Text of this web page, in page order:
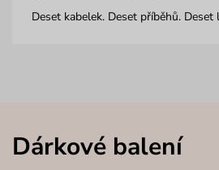
Deset kabelek. Deset příběhů. Deset
Dárkové balení